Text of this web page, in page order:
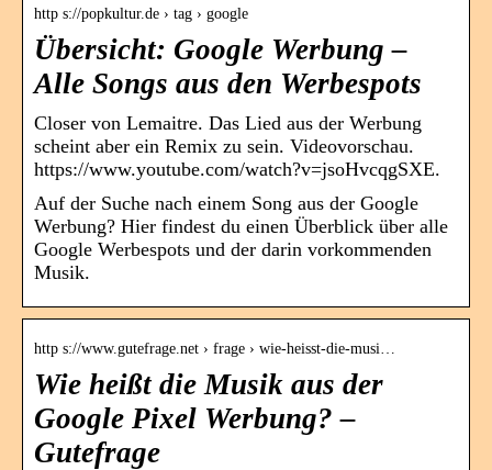
http s://popkultur.de › tag › google
Übersicht: Google Werbung –
Alle Songs aus den Werbespots
Closer von Lemaitre. Das Lied aus der Werbung
scheint aber ein Remix zu sein. Videovorschau.
https://www.youtube.com/watch?v=jsoHvcqgSXE.
Auf der Suche nach einem Song aus der Google
Werbung? Hier findest du einen Überblick über alle
Google Werbespots und der darin vorkommenden
Musik.
http s://www.gutefrage.net › frage › wie-heisst-die-musi…
Wie heißt die Musik aus der
Google Pixel Werbung? –
Gutefrage